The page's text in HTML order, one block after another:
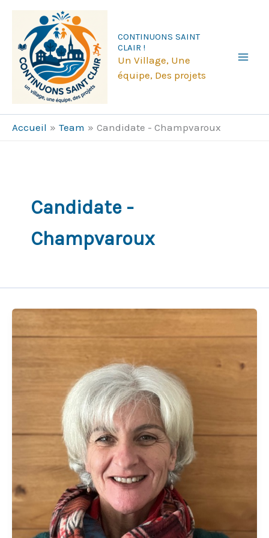
contenu
CONTINUONS SAINT
CLAIR !
Un Village, Une
équipe, Des projets
Accueil Team Candidate - Champvaroux
Candidate -
Champvaroux